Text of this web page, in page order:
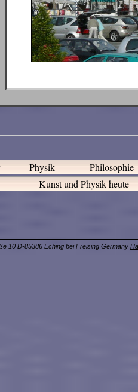
Physik
Philosophie
Kunst und Physik heute
10 D-85386 Eching bei Freising Germany